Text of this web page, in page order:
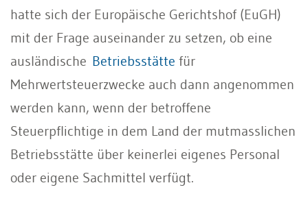
hatte sich der Europäische Gerichtshof (EuGH)
mit der Frage auseinander zu setzen, ob eine
ausländische Betriebsstätte für
Mehrwertsteuerzwecke auch dann angenommen
werden kann, wenn der betroffene
Steuerpflichtige in dem Land der mutmasslichen
Betriebsstätte über keinerlei eigenes Personal
oder eigene Sachmittel verfügt.